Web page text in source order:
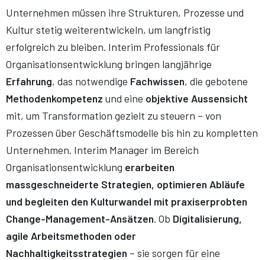
Unternehmen müssen ihre Strukturen, Prozesse und
Kultur stetig weiterentwickeln, um langfristig
erfolgreich zu bleiben. Interim Professionals für
Organisationsentwicklung bringen langjährige
Erfahrung, das notwendige Fachwissen, die gebotene
Methodenkompetenz und eine objektive Aussensicht
mit, um Transformation gezielt zu steuern – von
Prozessen über Geschäftsmodelle bis hin zu kompletten
Unternehmen. Interim Manager im Bereich
Organisationsentwicklung erarbeiten
massgeschneiderte Strategien, optimieren Abläufe
und begleiten den Kulturwandel mit praxiserprobten
Change-Management-Ansätzen. Ob Digitalisierung,
agile Arbeitsmethoden oder
Nachhaltigkeitsstrategien – sie sorgen für eine